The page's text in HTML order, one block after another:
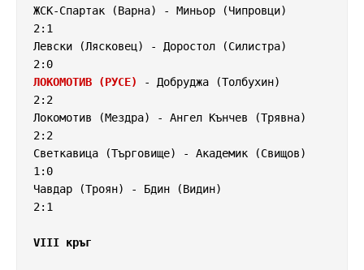
ЖСК-Спартак (Варна) - Миньор (Чипровци)
2:1
Левски (Лясковец) - Доростол (Силистра)
ЛОКОМОТИВ (РУСЕ)
- Добруджа (Толбухин)
2:2
Локомотив (Мездра) - Ангел Кънчев (Трявна)
2:2
Светкавица (Търговище) - Академик (Свищов)
1:0
Чавдар (Троян) - Бдин (Видин)
2:1
VIII кръг